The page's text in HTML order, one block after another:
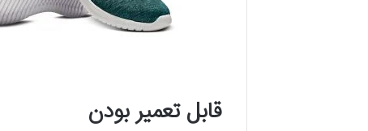
قابل تعمیر بودن